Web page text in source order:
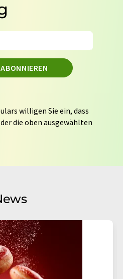
willigen Sie ein, dass
die oben ausgewählten
Ihre Daten werden
. LUMITOS darf
kontaktieren. Ihre
ohne Angabe von
Mail unter
für die Zukunft
E-Mail ein Link zur
Newsletters